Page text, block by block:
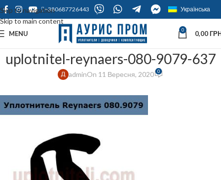
Skip to navigation
Skip to main content
+380687726443 Українська
MENU 0 0,00
uplotnitel-reynaers-080-9079-637
adminOn 11 Вересня, 2020 0